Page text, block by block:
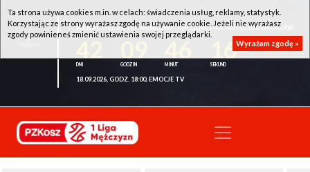
WKK ACTIVE HOTEL WROCŁAW - KSK QEMETICA NOTEĆ INOWROCŁAW
16
18.09.2026, GODZ. 18:00, EMOCJE TV
Ta strona używa cookies m.in. w celach: świadczenia usług, reklamy, statystyk.
Korzystając ze strony wyrażasz zgodę na używanie cookie. Jeżeli nie wyrażasz
zgody powinieneś zmienić ustawienia swojej przeglądarki.
Wyrażam zgodę »